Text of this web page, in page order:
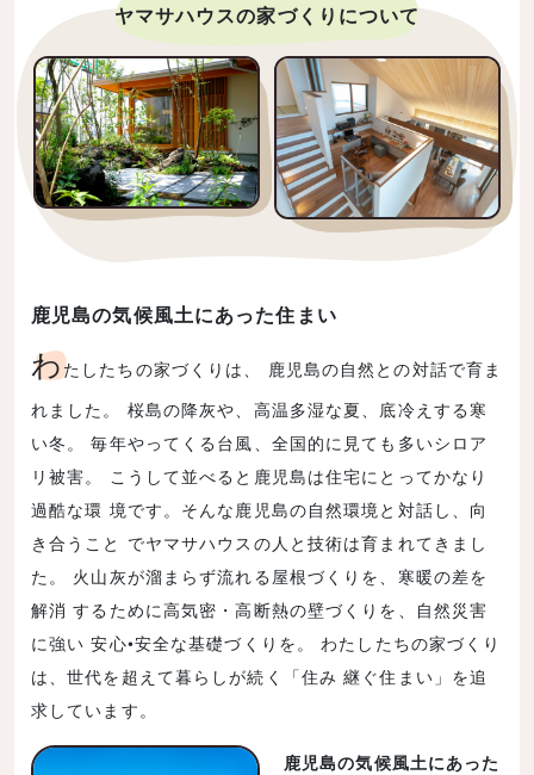
ヤマサハウスの家づくりについて
鹿児島の気候風土にあった住まい
わたしたちの家づくりは、 鹿児島の自然との対話で育ま
れました。 桜島の降灰や、高温多湿な夏、底冷えする寒
い冬。 毎年やってくる台風、全国的に見ても多いシロア
リ被害。 こうして並べると鹿児島は住宅にとってかなり
過酷な環 境です。そんな鹿児島の自然環境と対話し、向
き合うこと でヤマサハウスの人と技術は育まれてきまし
た。 火山灰が溜まらず流れる屋根づくりを、寒暖の差を
解消 するために高気密・高断熱の壁づくりを、自然災害
に強い 安心•安全な基礎づくりを。 わたしたちの家づくり
は、世代を超えて暮らしが続く「住み 継ぐ住まい」を追
求しています。
鹿児島の気候風土にあった